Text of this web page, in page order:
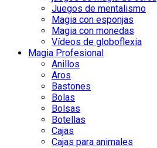
Juegos de mentalismo
Magia con esponjas
Magia con monedas
Vídeos de globoflexia
Magia Profesional
Anillos
Aros
Bastones
Bolas
Bolsas
Botellas
Cajas
Cajas para animales